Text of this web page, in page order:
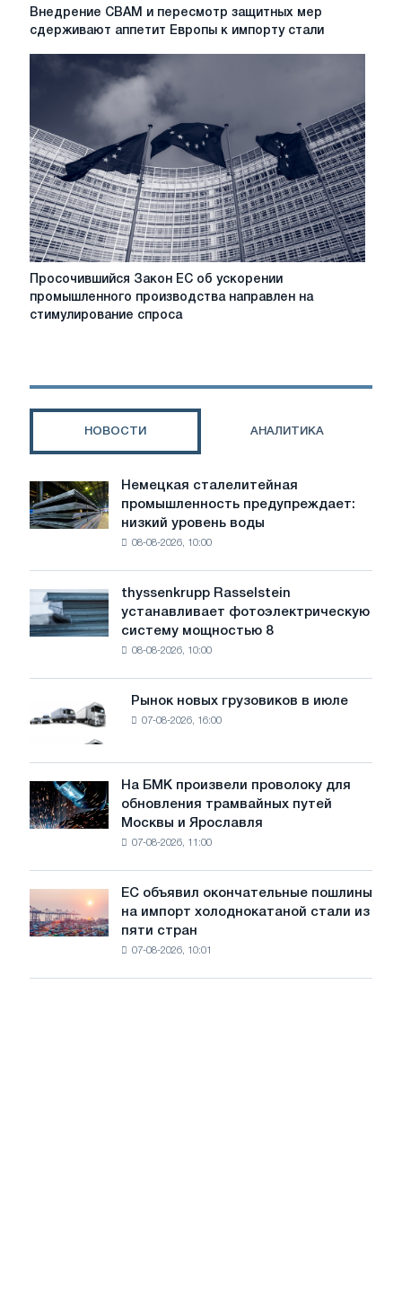
Внедрение
аппетит
Европы
к
импорту
стали
Внедрение CBAM и пересмотр защитных мер
сдерживают аппетит Европы к импорту стали
Просочившийся
ЕС
производства
на
экологически
чистую
привело
к
остановке
инвестиций
Просочившийся Закон ЕС об ускорении
промышленного производства направлен на
стимулирование спроса
НОВОСТИ АНАЛИТИКА
Немецкая
сталелитейная
промышленность
предупреждает:
воды
угрожает
Немецкая сталелитейная
промышленность предупреждает:
низкий уровень воды
08-08-2026, 10:00
thyssenkrupp
Rasselstein
устанавливает
фотоэлектрическую
целей
обезуглероживания
thyssenkrupp Rasselstein
устанавливает фотоэлектрическую
систему мощностью 8
08-08-2026, 10:00
Рынок
новых
грузовиков
в
июле
Рынок новых грузовиков в июле
07-08-2026, 16:00
На
БМК
произвели
трамвайных
путей
Ярославля
На БМК произвели проволоку для
обновления трамвайных путей
Москвы и Ярославля
07-08-2026, 11:00
объявил
окончательные
ЕС объявил окончательные пошлины
на импорт холоднокатаной стали из
пяти стран
07-08-2026, 10:01